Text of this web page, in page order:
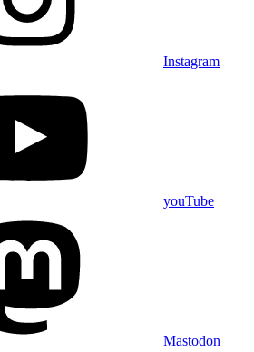
Instagram
youTube
Mastodon